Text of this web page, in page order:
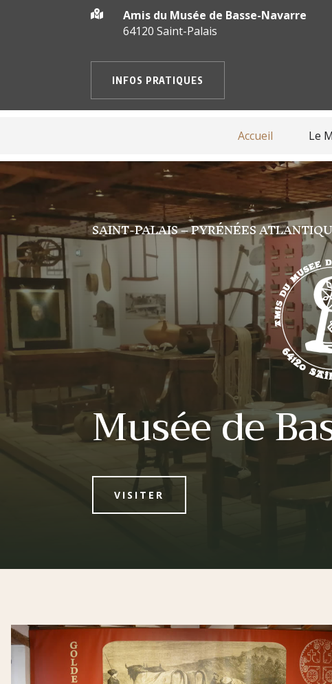

Amis du Musée de Basse-Navarre
64120 Saint-Palais
INFOS PRATIQUES
Accueil Le
SAINT-PALAIS – PYRÉNÉES
Musée de
VISITER